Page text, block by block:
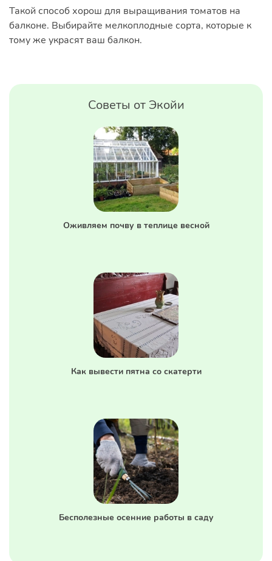
Такой способ хорош для выращивания томатов на
балконе. Выбирайте мелкоплодные сорта, которые к
тому же украсят ваш балкон.
Советы от Экойи
Оживляем почву в теплице весной
Как вывести пятна со скатерти
Бесполезные осенние работы в саду